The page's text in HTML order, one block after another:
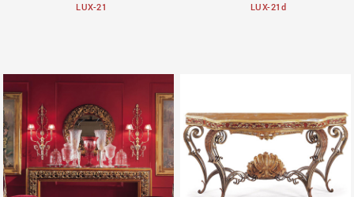
Alchymia
LUX-21
Alchymia
LUX-21d